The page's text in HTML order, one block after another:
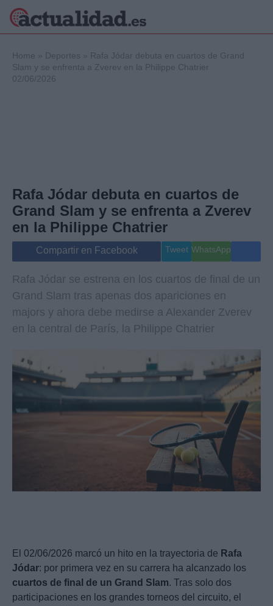
Internacional
Viajes
Gente
Musica
Home » Deportes » Rafa Jódar debuta en cuartos de Grand
Slam y se enfrenta a Zverev en la Philippe Chatrier
02/06/2026
Rafa Jódar debuta en cuartos de
Grand Slam y se enfrenta a Zverev
en la Philippe Chatrier
Compartir en Facebook Tweet WhatsApp
Rafa Jódar se estrena en los cuartos de final de un
Grand Slam tras apenas dos apariciones en
majors y ahora debe medirse a Alexander Zverev
en la central de París, la Philippe Chatrier
El 02/06/2026 marcó un hito en la trayectoria de Rafa
Jódar: por primera vez en su carrera ha alcanzado los
cuartos de final de un Grand Slam. Tras solo dos
participaciones en los grandes torneos del circuito, el